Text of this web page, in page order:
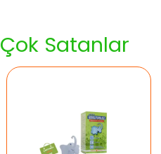
Çok Satanlar